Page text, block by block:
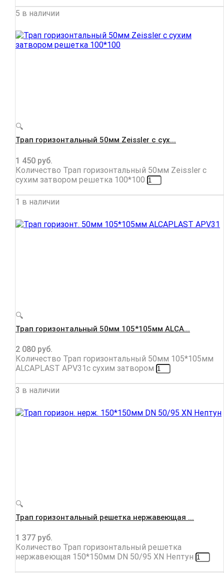
5 в наличии
🔍
Трап горизонтальный 50мм Zeissler с сух...
1 450 руб.
Количество Трап горизонтальный 50мм Zeissler с
сухим затвором решетка 100*100
1 в наличии
🔍
Трап горизонтальный 50мм 105*105мм ALCA...
2 080 руб.
Количество Трап горизонтальный 50мм 105*105мм
ALCAPLAST APV31с сухим затвором
3 в наличии
🔍
Трап горизонтальный решетка нержавеющая ...
1 377 руб.
Количество Трап горизонтальный решетка
нержавеющая 150*150мм DN 50/95 XN Нептун